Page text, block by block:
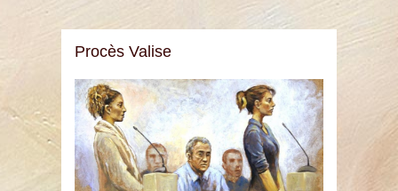
Procès Valise